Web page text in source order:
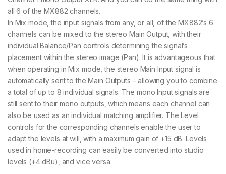
all 6 of the MX882 channels.
In Mix mode, the input signals from any, or all, of the MX882’s 6
channels can be mixed to the stereo Main Output, with their
individual Balance/Pan controls determining the signal’s
placement within the stereo image (Pan). It is advantageous that
when operating in Mix mode, the stereo Main Input signal is
automatically sent to the Main Outputs – allowing you to combine
a total of up to 8 individual signals. The mono Input signals are
still sent to their mono outputs, which means each channel can
also be used as an individual matching amplifier. The Level
controls for the corresponding channels enable the user to
adapt the levels at will, with a maximum gain of +15 dB. Levels
used in home-recording can easily be converted into studio
levels (+4 dBu), and vice versa.